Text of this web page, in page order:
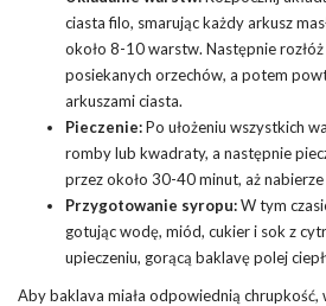
ciasta filo, smarując każdy arkusz
około 8-10 warstw. Następnie
posiekanych orzechów, a potem
arkuszami ciasta.
Pieczenie:Po ułożeniu wszystkich
romby lub kwadraty, a następnie
przez około 30-40 minut, aż
Przygotowanie syropu:W tym
gotując wodę, miód, cukier i sok z
upieczeniu, gorącą baklavę polej
Aby baklava miała odpowiednią chrupkość,